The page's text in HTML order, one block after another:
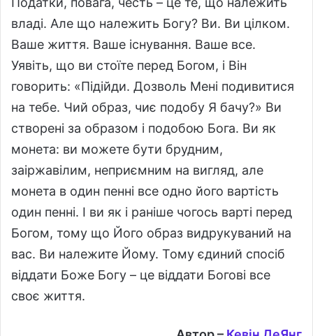
владі. Але що належить Богу? Ви. Ви цілком.
Ваше життя. Ваше існування. Ваше все.
Уявіть, що ви стоїте перед Богом, і Він
говорить: «Підійди. Дозволь Мені подивитися
на тебе. Чий образ, чиє подобу Я бачу?» Ви
створені за образом і подобою Бога. Ви як
монета: ви можете бути брудним,
заіржавілим, неприємним на вигляд, але
монета в один пенні все одно його вартість
один пенні. І ви як і раніше чогось варті перед
Богом, тому що Його образ видрукуваний на
вас. Ви належите Йому. Тому єдиний спосіб
віддати Боже Богу – це віддати Богові все
своє життя.